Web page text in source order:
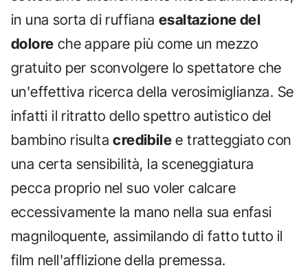
in una sorta di ruffiana esaltazione del
dolore che appare più come un mezzo
gratuito per sconvolgere lo spettatore che
un'effettiva ricerca della verosimiglianza. Se
infatti il ritratto dello spettro autistico del
bambino risultacredibile e tratteggiato con
una certa sensibilità, la sceneggiatura
pecca proprio nel suo voler calcare
eccessivamente la mano nella sua enfasi
magniloquente, assimilando di fatto tutto il
film nell'afflizione della premessa.